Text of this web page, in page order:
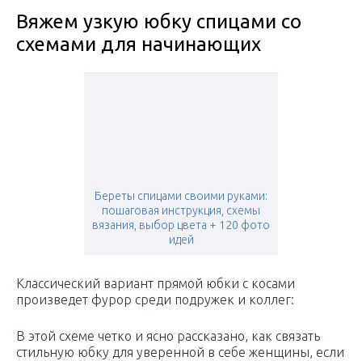
Вяжем узкую юбку спицами со
схемами для начинающих
Береты спицами своими руками:
пошаговая инструкция, схемы
вязания, выбор цвета + 120 фото
идей
Классический вариант прямой юбки с косами
произведет фурор среди подружек и коллег:
В этой схеме четко и ясно рассказано, как связать
стильную юбку для уверенной в себе женщины, если